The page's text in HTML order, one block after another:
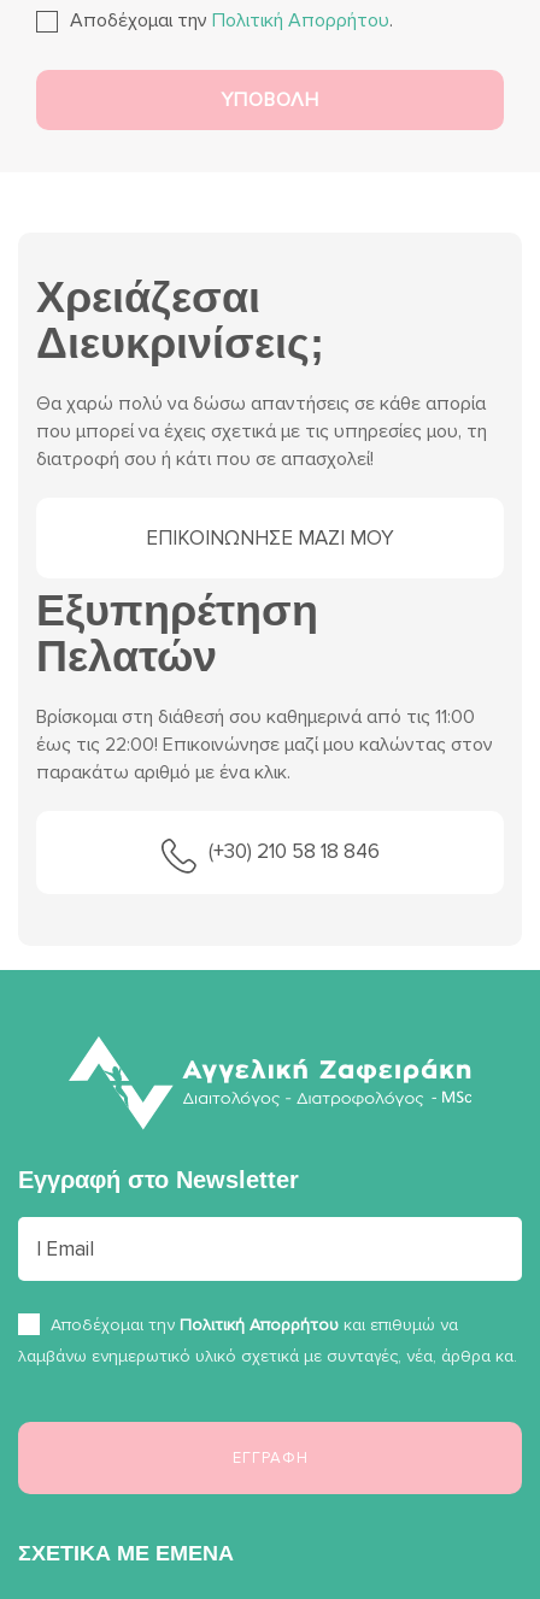
Αποδέχομαι την Πολιτική Απορρήτου.
Χρειάζεσαι
Διευκρινίσεις;
Θα χαρώ πολύ να δώσω απαντήσεις σε κάθε απορία
που μπορεί να έχεις σχετικά με τις υπηρεσίες μου, τη
διατροφή σου ή κάτι που σε απασχολεί!
ΕΠΙΚΟΙΝΩΝΗΣΕ ΜΑΖΙ ΜΟΥ
Εξυπηρέτηση
Πελατών
Βρίσκομαι στη διάθεσή σου καθημερινά από τις 11:00
έως τις 22:00! Επικοινώνησε μαζί μου καλώντας στον
παρακάτω αριθμό με ένα κλικ.
(+30) 210 58 18 846
Εγγραφή στο Newsletter
Αποδέχομαι την Πολιτική Απορρήτου και επιθυμώ να
λαμβάνω ενημερωτικό υλικό σχετικά με συνταγές, νέα, άρθρα κα.
ΣΧΕΤΙΚΑ ΜΕ ΕΜΕΝΑ